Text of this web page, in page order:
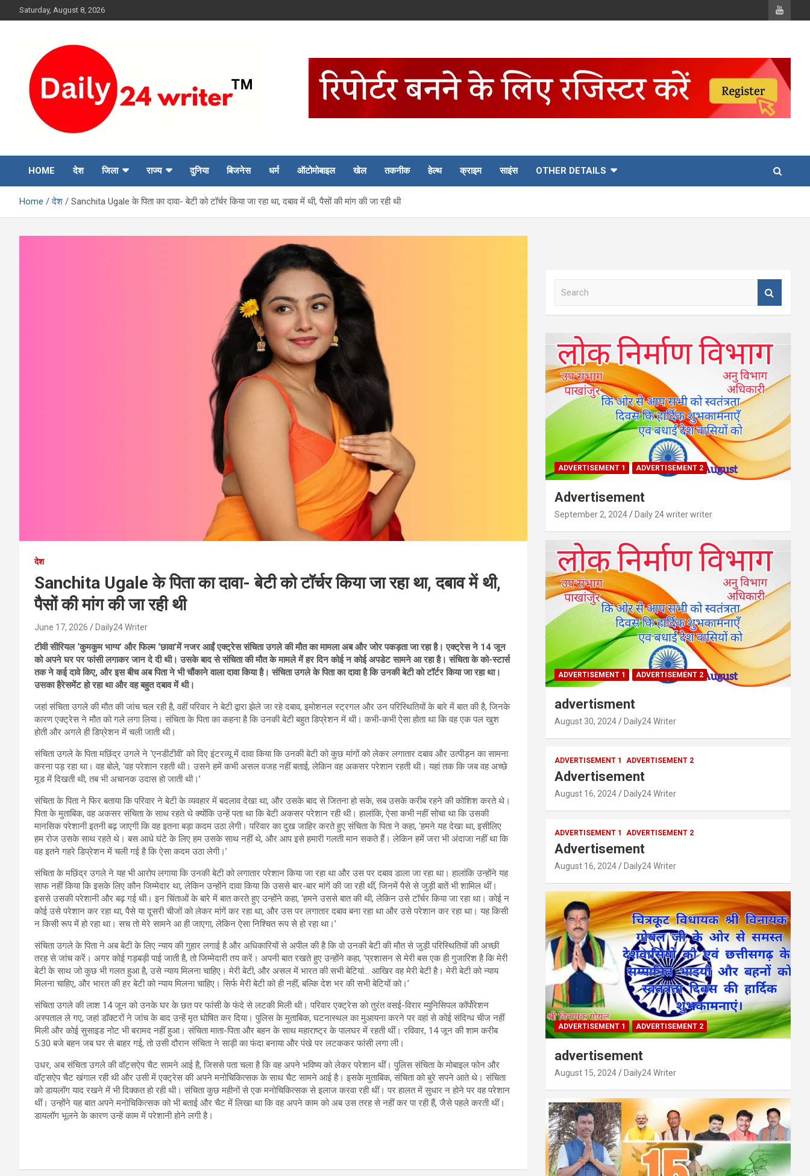
to
Saturday, August 8, 2026
HOME देश जिला राज्य दुनिया बिजनेस धर्म ऑटोमोबाइल खेल तकनीक हेल्थ क्राइम साइंस OTHER DETAILS
Home देश Sanchita Ugale के पिता का दावा- बेटी को टॉर्चर किया जा रहा था, दबाव में थी, पैसों की मांग की जा रही थी
देश
Sanchita Ugale के पिता का दावा- बेटी को टॉर्चर किया जा रहा था, दबाव में थी,
पैसों की मांग की जा रही थी
June 17, 2026 Daily24 Writer
टीवी सीरियल ‘कुमकुम भाग्य’ और फिल्म ‘छावा’में नजर आईं एक्ट्रेस संचिता उगले की मौत का मामला अब और जोर पकड़ता जा रहा है। एक्ट्रेस ने 14 जून
को अपने घर पर फांसी लगाकर जान दे दी थी। उसके बाद से संचिता की मौत के मामले में हर दिन कोई न कोई अपडेट सामने आ रहा है। संचिता के को-स्टार्स
तक ने कई दावे किए, और इस बीच अब पिता ने भी चौंकाने वाला दावा किया है। संचिता उगले के पिता का दावा है कि उनकी बेटी को टॉर्टर किया जा रहा था।
उसका हैरेसमेंट हो रहा था और वह बहुत दबाव में थी।
जहां संचिता उगले की मौत की जांच चल रही है, वहीं परिवार ने बेटी द्वारा झेले जा रहे दबाव, इमोशनल स्ट्रगल और उन परिस्थितियों के बारे में बात की है, जिनके
कारण एक्ट्रेस ने मौत को गले लगा लिया। संचिता के पिता का कहना है कि उनकी बेटी बहुत डिप्रेशन में थी। कभी-कभी ऐसा होता था कि वह एक पल खुश
होती और अगले ही डिप्रेशन में चली जाती थी।
संचिता उगले के पिता मछिंद्र उगले ने ‘एनडीटीवी’ को दिए इंटरव्यू में दावा किया कि उनकी बेटी को कुछ मांगों को लेकर लगातार दबाव और उत्पीड़न का सामना
करना पड़ रहा था। वह बोले, ‘वह परेशान रहती थी। उसने हमें कभी असल वजह नहीं बताई, लेकिन वह अकसर परेशान रहती थी। यहां तक कि जब वह अच्छे
मूड में दिखती थी, तब भी अचानक उदास हो जाती थी।’
संचिता के पिता ने फिर बताया कि परिवार ने बेटी के व्यवहार में बदलाव देखा था, और उसके बाद से जितना हो सके, सब उसके करीब रहने की कोशिश करते थे।
पिता के मुताबिक, वह अकसर संचिता के साथ रहते थे क्योंकि उन्हें पता था कि बेटी अकसर परेशान रही थी। हालांकि, ऐसा कभी नहीं सोचा था कि उसकी
मानसिक परेशानी इतनी बढ़ जाएगी कि वह इतना बड़ा कदम उठा लेगी। परिवार का दुख जाहिर करते हुए संचिता के पिता ने कहा, ‘हमने यह देखा था, इसीलिए
हम रोज उसके साथ रहते थे। बस आधे घंटे के लिए हम उसके साथ नहीं थे, और आप इसे हमारी गलती मान सकते हैं। लेकिन हमें जरा भी अंदाजा नहीं था कि
वह इतने गहरे डिप्रेशन में चली गई है कि ऐसा कदम उठा लेगी।’
संचिता के मछिंद्र उगले ने यह भी आरोप लगाया कि उनकी बेटी को लगातार परेशान किया जा रहा था और उस पर दबाव डाला जा रहा था। हालांकि उन्होंने यह
साफ नहीं किया कि इसके लिए कौन जिम्मेदार था, लेकिन उन्होंने दावा किया कि उससे बार-बार मांगें की जा रही थीं, जिनमें पैसे से जुड़ी बातें भी शामिल थीं।
इससे उसकी परेशानी और बढ़ गई थी। इन चिंताओं के बारे में बात करते हुए उन्होंने कहा, ‘हमने उससे बात की थी, लेकिन उसे टॉर्चर किया जा रहा था। कोई न
कोई उसे परेशान कर रहा था, पैसे या दूसरी चीजों को लेकर मांगें कर रहा था, और उस पर लगातार दबाव बना रहा था और उसे परेशान कर रहा था। यह किसी
न किसी रूप में हो रहा था। सच तो मेरे सामने आ ही जाएगा, लेकिन ऐसा निश्चित रूप से हो रहा था।’
संचिता उगले के पिता ने अब बेटी के लिए न्याय की गुहार लगाई है और अधिकारियों से अपील की है कि वो उनकी बेटी की मौत से जुड़ी परिस्थितियों की अच्छी
तरह से जांच करें। अगर कोई गड़बड़ी पाई जाती है, तो जिम्मेदारी तय करें। अपनी बात रखते हुए उन्होंने कहा, ‘प्रशासन से मेरी बस एक ही गुजारिश है कि मेरी
बेटी के साथ जो कुछ भी गलत हुआ है, उसे न्याय मिलना चाहिए। मेरी बेटी, और असल में भारत की सभी बेटियां… आखिर वह मेरी बेटी है। मेरी बेटी को न्याय
मिलना चाहिए, और भारत की हर बेटी को न्याय मिलना चाहिए। सिर्फ मेरी बेटी को ही नहीं, बल्कि देश भर की सभी बेटियों को।’
संचिता उगले की लाश 14 जून को उनके घर के छत पर फांसी के फंदे से लटकी मिली थी। परिवार एक्ट्रेस को तुरंत वसई-विरार म्युनिसिपल कॉर्पोरेशन
अस्पताल ले गए, जहां डॉक्टरों ने जांच के बाद उन्हें मृत घोषित कर दिया। पुलिस के मुताबिक, घटनास्थल का मुआयना करने पर वहां से कोई संदिग्ध चीज नहीं
मिली और कोई सुसाइड नोट भी बरामद नहीं हुआ। संचिता माता-पिता और बहन के साथ महाराष्ट्र के पालघर में रहती थीं। रविवार, 14 जून की शाम करीब
5:30 बजे बहन जब घर से बाहर गई, तो उसी दौरान संचिता ने साड़ी का फंदा बनाया और पंखे पर लटककर फांसी लगा ली।
उधर, अब संचिता उगले की वॉट्सऐप चैट सामने आई है, जिससे पता चला है कि वह अपने भविष्य को लेकर परेशान थीं। पुलिस संचिता के मोबाइल फोन और
वॉट्सऐप चैट खंगाल रही थी और उसी में एक्ट्रेस की अपने मनोचिकित्सक के साथ चैट सामने आई है। इसके मुताबिक, संचिता को बुरे सपने आते थे। संचिता
को डायलॉग याद रखने में भी दिक्कत हो रही थी। संचिता कुछ महीनों से एक मनोचिकित्सक से इलाज करवा रही थीं। पर हालत में सुधार न होने पर वह परेशान
थीं। उन्होंने यह बात अपने मनोचिकित्सक को भी बताई और चैट में लिखा था कि वह अपने काम को अब उस तरह से नहीं कर पा रही हैं, जैसे पहले करती थीं।
डायलॉग भूलने के कारण उन्हें काम में परेशानी होने लगी है।
h
ADVERTISEMENT 1 ADVERTISEMENT 2
Advertisement
September 2, 2024 Daily 24 writer writer
ADVERTISEMENT 1 ADVERTISEMENT 2
advertisment
August 30, 2024 Daily24 Writer
ADVERTISEMENT 1 ADVERTISEMENT 2
Advertisement
August 16, 2024 Daily24 Writer
ADVERTISEMENT 1 ADVERTISEMENT 2
Advertisement
August 16, 2024 Daily24 Writer
ADVERTISEMENT 1 ADVERTISEMENT 2
advertisement
August 15, 2024 Daily24 Writer